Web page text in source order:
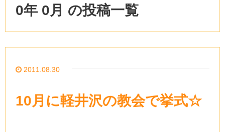
0年 0月 の投稿一覧
2011.08.30
10月に軽井沢の教会で挙式☆